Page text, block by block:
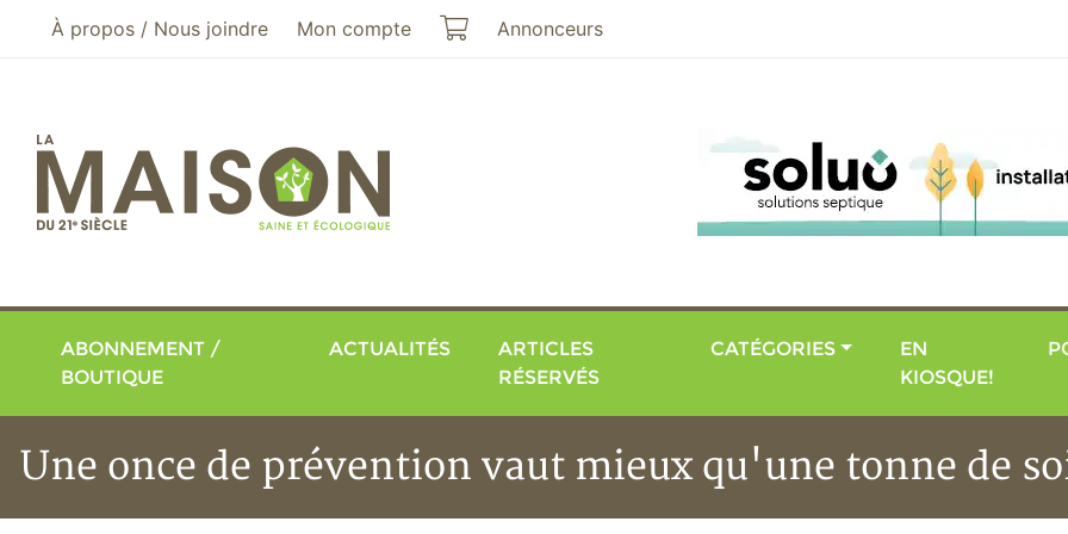
Aller au menu principal
Aller au contenu principal
À propos / Nous joindre Mon compte Mon panier
Annonceurs
ABONNEMENT /
BOUTIQUE
ACTUALITÉS
ARTICLES
RÉSERVÉS
CATÉGORIES
EN
KIOSQUE!
Une once de prévention vaut mieux qu'une tonne de